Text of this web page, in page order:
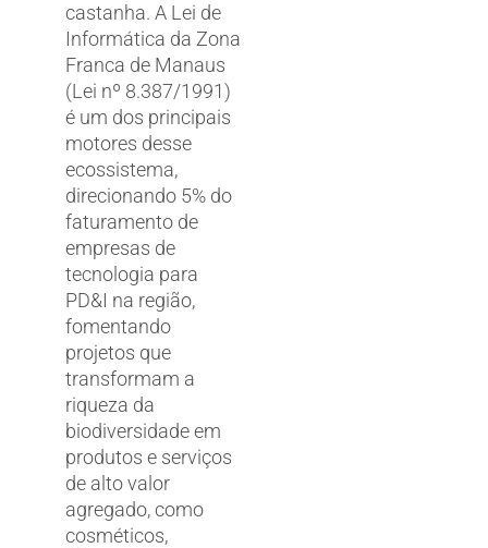
castanha. A Lei de
Informática da Zona
Franca de Manaus
(Lei nº 8.387/1991)
é um dos principais
motores desse
ecossistema,
direcionando 5% do
faturamento de
empresas de
tecnologia para
PD&I na região,
fomentando
projetos que
transformam a
riqueza da
biodiversidade em
produtos e serviços
de alto valor
agregado, como
cosméticos,